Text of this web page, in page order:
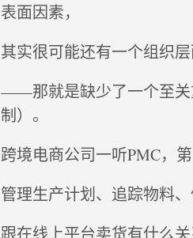
表面因素，
其实很可能还有一个组织
——那就是缺少了一个至关
制）。
跨境电商公司一听PMC，
管理生产计划、追踪物料
跟在线上平台卖货有什么关